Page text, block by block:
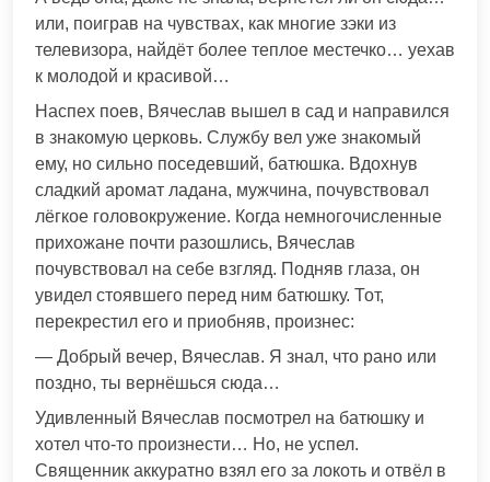
или, поиграв на чувствах, как многие зэки из
телевизора, найдёт более теплое местечко… уехав
к молодой и красивой…
Наспех поев, Вячеслав вышел в сад и направился
в знакомую церковь. Службу вел уже знакомый
ему, но сильно поседевший, батюшка. Вдохнув
сладкий аромат ладана, мужчина, почувствовал
лёгкое головокружение. Когда немногочисленные
прихожане почти разошлись, Вячеслав
почувствовал на себе взгляд. Подняв глаза, он
увидел стоявшего перед ним батюшку. Тот,
перекрестил его и приобняв, произнес:
— Добрый вечер, Вячеслав. Я знал, что рано или
поздно, ты вернёшься сюда…
Удивленный Вячеслав посмотрел на батюшку и
хотел что-то произнести… Но, не успел.
Священник аккуратно взял его за локоть и отвёл в